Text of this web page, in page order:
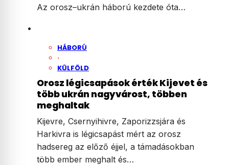
Az orosz–ukrán háború kezdete óta…
HÁBORÚ
·
KÜLFÖLD
Orosz légicsapások érték Kijevet és
több ukrán nagyvárost, többen
meghaltak
Kijevre, Csernyihivre, Zaporizzsjára és
Harkivra is légicsapást mért az orosz
hadsereg az előző éjjel, a támadásokban
több ember meghalt és…